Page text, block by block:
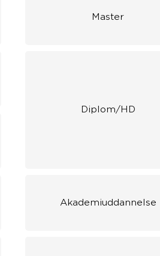
Master
Diplom/HD
Akademiuddannelse